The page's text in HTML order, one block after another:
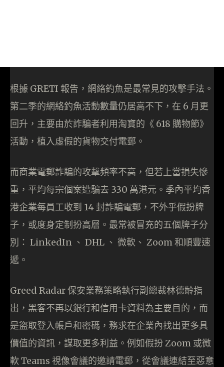
根據 GRETI 報告，網絡釣魚是最常見的攻擊手法。
第二季的網絡釣魚活動數量仍居高不下，在 6 月更
回升，主要由於詐騙者利用淘寶的《 618 購物節》
活動，植入虛假的貨物交付電郵。
而商業電郵詐騙的攻擊頻率不高，但若上當損失慘
重，平均每宗個案遭騙去 330 萬港元。季內平均香
港企業每員工收到 14 封詐騙電郵，不外乎假扮牌
子，或度身定制扮高層。最常被冒充的五個牌子分
別： LinkedIn 、 DHL 、 微軟、 Zoom 和順豐速
遞。
Greed Radar 保安業務策略執行副總裁林德齡指
出，黑客不再以銀行和信用卡資料為主要目的，而
是盜取登入帳戶和密碼，務求在企業內找出更多具
價值的資訊，謀取更多利益。例如假扮 Zoom 或微
軟 Teams 視像會議的邀請電郵，從會議連結至惡意